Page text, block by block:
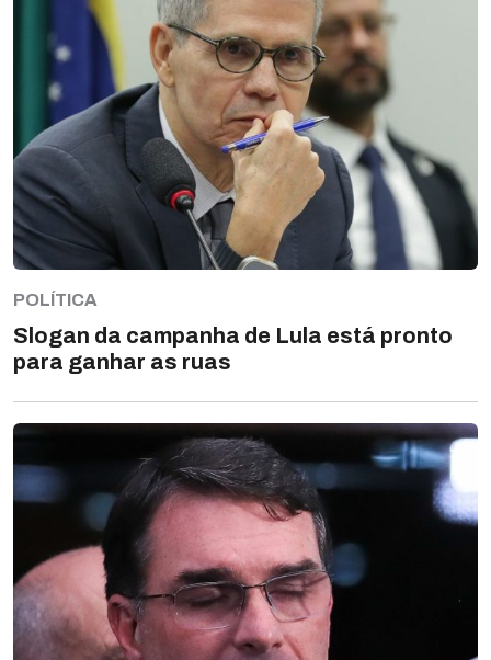
POLÍTICA
Slogan da campanha de Lula está pronto
para ganhar as ruas